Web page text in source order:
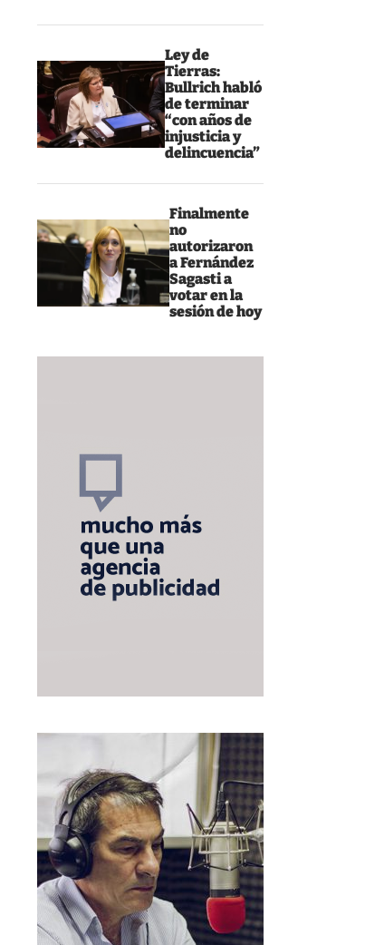
Ley de
Tierras:
Bullrich habló
de terminar
“con años de
injusticia y
delincuencia”
Finalmente
no
autorizaron
a Fernández
Sagasti a
votar en la
sesión de hoy